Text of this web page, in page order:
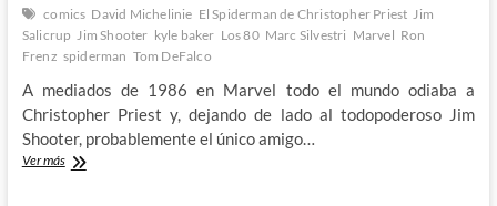
comics David Michelinie El Spiderman de Christopher Priest Jim
Salicrup Jim Shooter kyle baker Los 80 Marc Silvestri Marvel Ron
Frenz spiderman Tom DeFalco
A mediados de 1986 en Marvel todo el mundo odiaba a
Christopher Priest y, dejando de lado al todopoderoso Jim
Shooter, probablemente el único amigo…
Ver másEchar